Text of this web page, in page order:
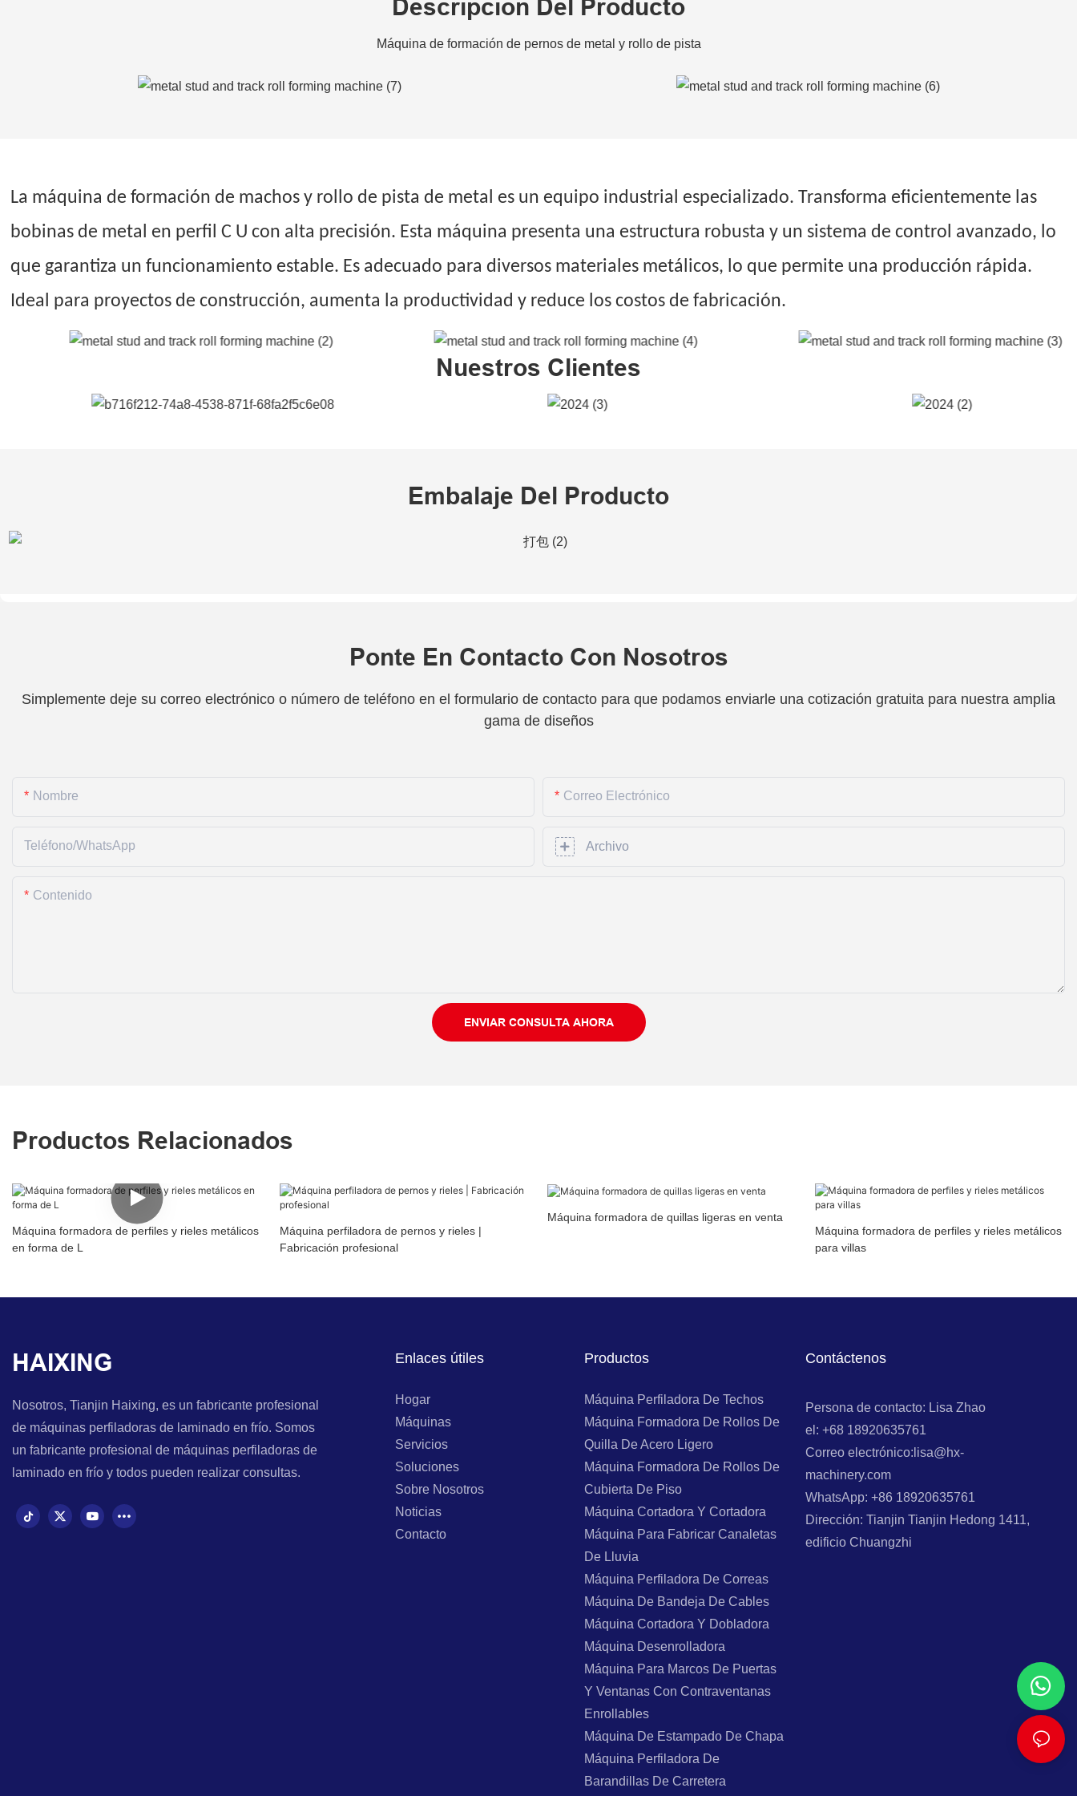
Descripción Del Producto
Máquina de formación de pernos de metal y rollo de pista
La máquina de formación de machos y rollo de pista de metal es un equipo industrial especializado. Transforma eficientemente las
bobinas de metal en perfil C U con alta precisión. Esta máquina presenta una estructura robusta y un sistema de control avanzado, lo
que garantiza un funcionamiento estable. Es adecuado para diversos materiales metálicos, lo que permite una producción rápida.
Ideal para proyectos de construcción, aumenta la productividad y reduce los costos de fabricación.
Nuestros Clientes
Embalaje Del Producto
Ponte En Contacto Con Nosotros
Simplemente deje su correo electrónico o número de teléfono en el formulario de contacto para que podamos enviarle una cotización gratuita para nuestra amplia
gama de diseños
Nombre Correo Electrónico
Teléfono/WhatsApp Archivo
Contenido
ENVIAR CONSULTA AHORA
Productos Relacionados
Máquina formadora de perfiles y rieles metálicos
en forma de L
Máquina perfiladora de pernos y rieles |
Fabricación profesional
Máquina formadora de quillas ligeras en venta
Máquina formadora de perfiles y rieles metálicos
para villas
HAIXING
Nosotros, Tianjin Haixing, es un fabricante profesional
de máquinas perfiladoras de laminado en frío. Somos
un fabricante profesional de máquinas perfiladoras de
laminado en frío y todos pueden realizar consultas.
Enlaces útiles
Hogar
Máquinas
Servicios
Soluciones
Sobre Nosotros
Noticias
Contacto
Productos
Máquina Perfiladora De Techos
Máquina Formadora De Rollos De
Quilla De Acero Ligero
Máquina Formadora De Rollos De
Cubierta De Piso
Máquina Cortadora Y Cortadora
Máquina Para Fabricar Canaletas
De Lluvia
Máquina Perfiladora De Correas
Máquina De Bandeja De Cables
Máquina Cortadora Y Dobladora
Máquina Desenrolladora
Máquina Para Marcos De Puertas
Y Ventanas Con Contraventanas
Enrollables
Máquina De Estampado De Chapa
Máquina Perfiladora De
Barandillas De Carretera
Contáctenos
Persona de contacto: Lisa Zhao
el: +68 18920635761
Correo electrónico:lisa@hx-
machinery.com
WhatsApp: +86 18920635761
Dirección: Tianjin Tianjin Hedong 1411,
edificio Chuangzhi